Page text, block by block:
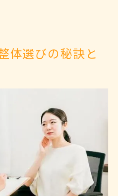
体選びの秘訣と